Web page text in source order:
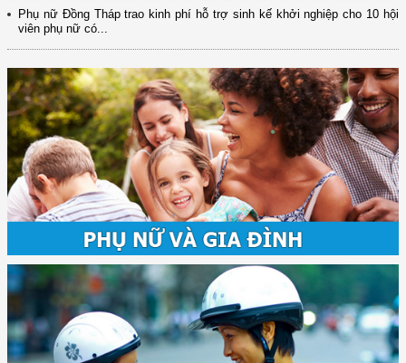
Phụ nữ Đồng Tháp trao kinh phí hỗ trợ sinh kế khởi nghiệp cho 10 hội
viên phụ nữ có...